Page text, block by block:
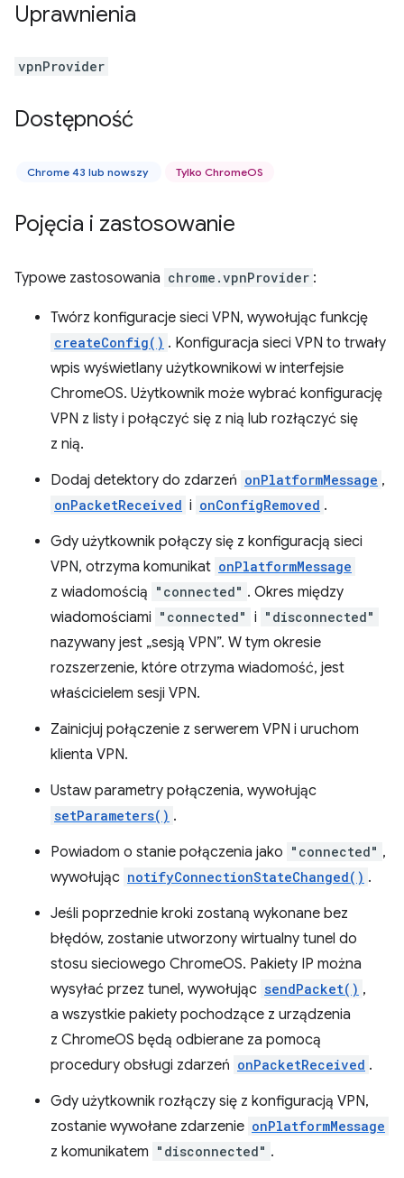
Uprawnienia
vpnProvider
Dostępność
Chrome 43 lub nowszy Tylko ChromeOS
Pojęcia i zastosowanie
Typowe zastosowania chrome.vpnProvider :
Twórz konfiguracje sieci VPN, wywołując funkcję
createConfig() . Konfiguracja sieci VPN to trwały
wpis wyświetlany użytkownikowi w interfejsie
ChromeOS. Użytkownik może wybrać konfigurację
VPN z listy i połączyć się z nią lub rozłączyć się
z nią.
Dodaj detektory do zdarzeń onPlatformMessage ,
onPacketReceived i onConfigRemoved .
Gdy użytkownik połączy się z konfiguracją sieci
VPN, otrzyma komunikat onPlatformMessage
z wiadomością "connected" . Okres między
wiadomościami "connected" i "disconnected"
nazywany jest „sesją VPN”. W tym okresie
rozszerzenie, które otrzyma wiadomość, jest
właścicielem sesji VPN.
Zainicjuj połączenie z serwerem VPN i uruchom
klienta VPN.
Ustaw parametry połączenia, wywołując
setParameters() .
Powiadom o stanie połączenia jako "connected" ,
wywołując notifyConnectionStateChanged() .
Jeśli poprzednie kroki zostaną wykonane bez
błędów, zostanie utworzony wirtualny tunel do
stosu sieciowego ChromeOS. Pakiety IP można
wysyłać przez tunel, wywołując sendPacket() ,
a wszystkie pakiety pochodzące z urządzenia
z ChromeOS będą odbierane za pomocą
procedury obsługi zdarzeń onPacketReceived .
Gdy użytkownik rozłączy się z konfiguracją VPN,
zostanie wywołane zdarzenie onPlatformMessage
z komunikatem "disconnected" .